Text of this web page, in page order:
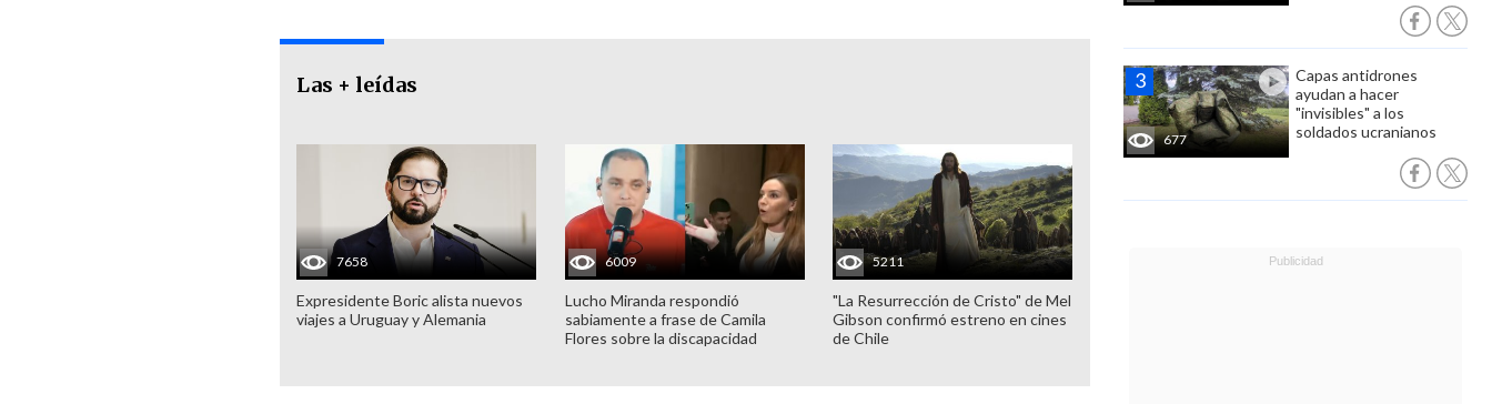
677
Capas antidrones
ayudan a hacer
"invisibles" a los
soldados ucranianos
Las + leídas
7658
Expresidente Boric alista nuevos
viajes a Uruguay y Alemania
6009
Lucho Miranda respondió
sabiamente a frase de Camila
Flores sobre la discapacidad
5211
"La Resurrección de Cristo" de Mel
Gibson confirmó estreno en cines
de Chile